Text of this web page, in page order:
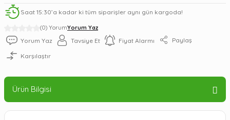
(0) YorumYorum Yaz
Saat 15:30’a kadar ki tüm siparişler aynı gün kargoda!
Yorum Yaz Tavsiye Et Fiyat Alarmı Paylaş
Karşılaştır
Ürün Bilgisi